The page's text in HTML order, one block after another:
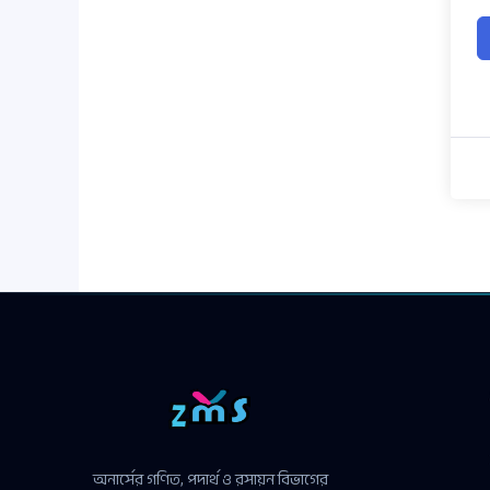
অনার্সের গণিত, পদার্থ ও রসায়ন বিভাগের